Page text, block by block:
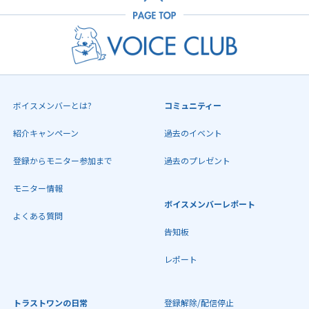
ボイスメンバーとは?
紹介キャンペーン
登録からモニター参加まで
モニター情報
よくある質問
コミュニティー
過去のイベント
過去のプレゼント
ボイスメンバーレポート
告知板
レポート
トラストワンの日常 登録解除/配信停止